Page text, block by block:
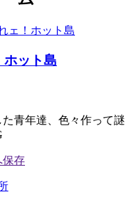
ホット島
青年達、色々作って